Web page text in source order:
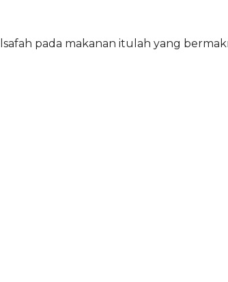
pada makanan itulah yang